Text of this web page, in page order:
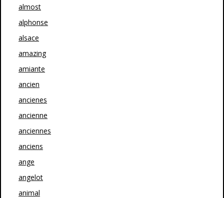
almost
alphonse
alsace
amazing
amiante
ancien
ancienes
ancienne
anciennes
anciens
ange
angelot
animal